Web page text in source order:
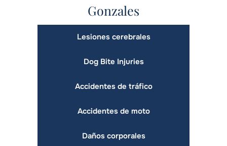
Gonzales
Lesiones cerebrales
Dog Bite Injuries
Accidentes de tráfico
Accidentes de moto
Daños corporales